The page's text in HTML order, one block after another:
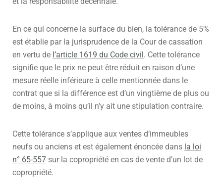
En ce qui concerne la surface du bien, la tolérance de 5%
est établie par la jurisprudence de la Cour de cassation
en vertu de l’article 1619 du Code civil. Cette tolérance
signifie que le prix ne peut être réduit en raison d’une
mesure réelle inférieure à celle mentionnée dans le
contrat que si la différence est d’un vingtième de plus ou
de moins, à moins qu’il n’y ait une stipulation contraire.
Cette tolérance s’applique aux ventes d’immeubles
neufs ou anciens et est également énoncée dans la loi
n° 65-557 sur la copropriété en cas de vente d’un lot de
copropriété.